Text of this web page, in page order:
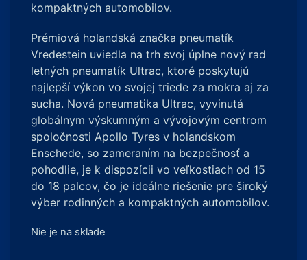
kompaktných automobilov.
Prémiová holandská značka pneumatík
Vredestein uviedla na trh svoj úplne nový rad
letných pneumatík Ultrac, ktoré poskytujú
najlepší výkon vo svojej triede za mokra aj za
sucha. Nová pneumatika Ultrac, vyvinutá
globálnym výskumným a vývojovým centrom
spoločnosti Apollo Tyres v holandskom
Enschede, so zameraním na bezpečnosť a
pohodlie, je k dispozícii vo veľkostiach od 15
do 18 palcov, čo je ideálne riešenie pre široký
výber rodinných a kompaktných automobilov.
Nie je na sklade